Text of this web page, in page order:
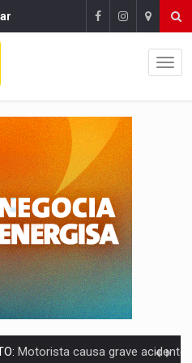
de salgados é preso por tráfico de drogas